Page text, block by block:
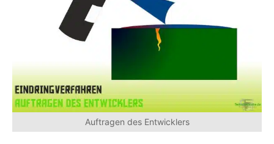
Auftragen des Entwicklers